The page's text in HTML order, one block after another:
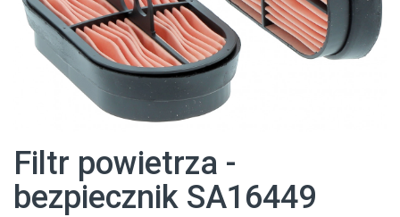
Filtr powietrza -
bezpiecznik SA16449